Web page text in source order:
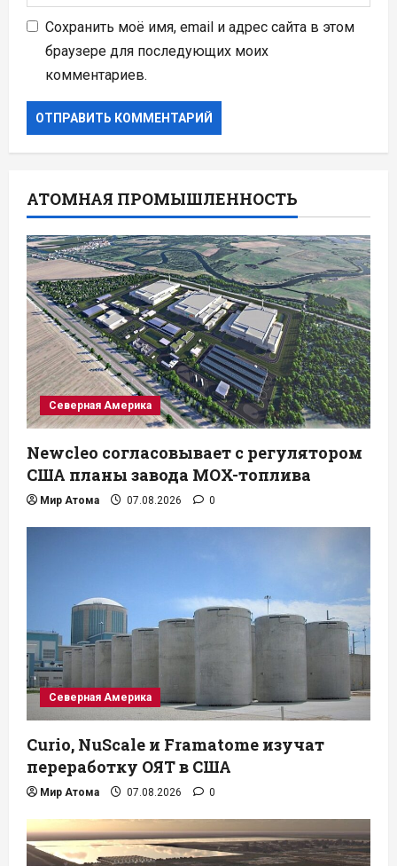
Сохранить моё имя, email и адрес сайта в этом
браузере для последующих моих
комментариев.
АТОМНАЯ ПРОМЫШЛЕННОСТЬ
Северная Америка
Newcleo согласовывает с регулятором
США планы завода MOX-топлива
Мир Атома 07.08.2026 0
Северная Америка
Curio, NuScale и Framatome изучат
переработку ОЯТ в США
Мир Атома 07.08.2026 0